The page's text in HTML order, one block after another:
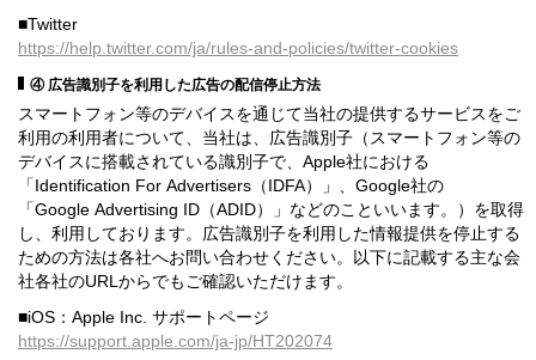
■Twitter
https://help.twitter.com/ja/rules-and-policies/twitter-cookies
④ 広告識別子を利用した広告の配信停止方法
スマートフォン等のデバイスを通じて当社の提供するサービスをご
利用の利用者について、当社は、広告識別子（スマートフォン等の
デバイスに搭載されている識別子で、Apple社における
「Identification For Advertisers（IDFA）」、Google社の
「Google Advertising ID（ADID）」などのこといいます。）を取得
し、利用しております。広告識別子を利用した情報提供を停止する
ための方法は各社へお問い合わせください。以下に記載する主な会
社各社のURLからでもご確認いただけます。
■iOS：Apple Inc. サポートページ
https://support.apple.com/ja-jp/HT202074